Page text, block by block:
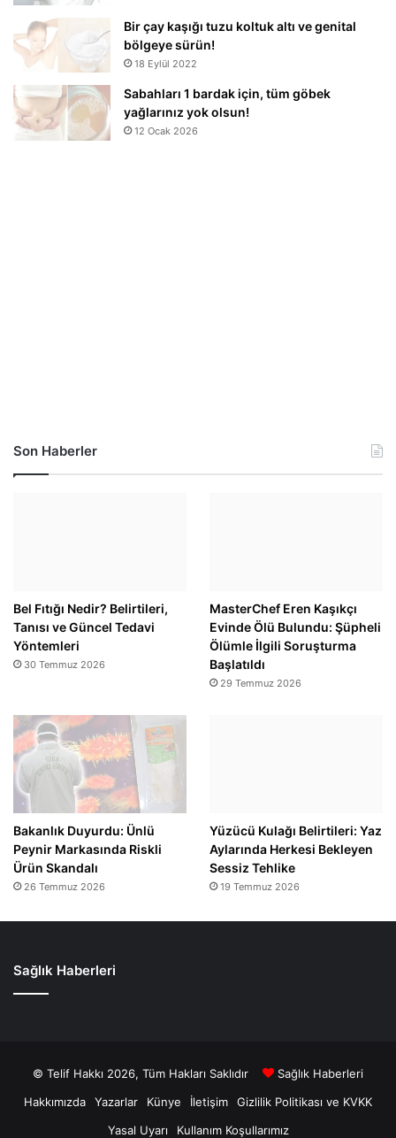
Bir çay kaşığı tuzu koltuk altı ve genital
bölgeye sürün!
18 Eylül 2022
Sabahları 1 bardak için, tüm göbek
yağlarınız yok olsun!
12 Ocak 2026
Son Haberler
Bel Fıtığı Nedir? Belirtileri,
Tanısı ve Güncel Tedavi
Yöntemleri
30 Temmuz 2026
MasterChef Eren Kaşıkçı
Evinde Ölü Bulundu: Şüpheli
Ölümle İlgili Soruşturma
Başlatıldı
29 Temmuz 2026
Bakanlık Duyurdu: Ünlü
Peynir Markasında Riskli
Ürün Skandalı
26 Temmuz 2026
Yüzücü Kulağı Belirtileri: Yaz
Aylarında Herkesi Bekleyen
Sessiz Tehlike
19 Temmuz 2026
Sağlık Haberleri
© Telif Hakkı 2026, Tüm Hakları Saklıdır
Sağlık Haberleri
Hakkımızda
Yazarlar Künye İletişim
Gizlilik Politikası ve KVKK
Yasal Uyarı
Kullanım Koşullarımız